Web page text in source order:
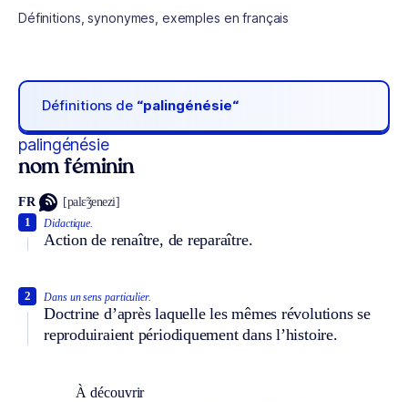
Définitions, synonymes, exemples en français
Définitions de “palingénésie“
palingénésie
nom féminin
FR [palɛ̃ʒenezi]
Didactique.
Action de renaître, de reparaître.
1
Dans un sens particulier.
Doctrine d’après laquelle les mêmes révolutions se
reproduiraient périodiquement dans l’histoire.
2
À découvrir